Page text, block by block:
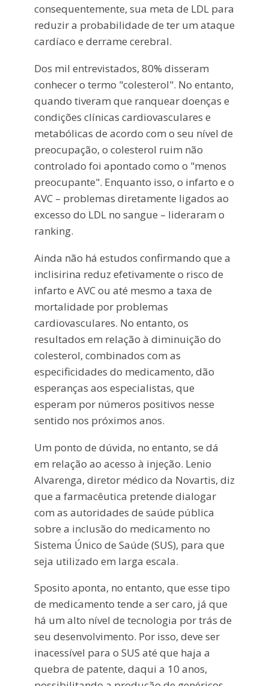
consequentemente, sua meta de LDL para
reduzir a probabilidade de ter um ataque
cardíaco e derrame cerebral.
Dos mil entrevistados, 80% disseram
conhecer o termo "colesterol". No entanto,
quando tiveram que ranquear doenças e
condições clínicas cardiovasculares e
metabólicas de acordo com o seu nível de
preocupação, o colesterol ruim não
controlado foi apontado como o "menos
preocupante". Enquanto isso, o infarto e o
AVC – problemas diretamente ligados ao
excesso do LDL no sangue – lideraram o
ranking.
Ainda não há estudos confirmando que a
inclisirina reduz efetivamente o risco de
infarto e AVC ou até mesmo a taxa de
mortalidade por problemas
cardiovasculares. No entanto, os
resultados em relação à diminuição do
colesterol, combinados com as
especificidades do medicamento, dão
esperanças aos especialistas, que
esperam por números positivos nesse
sentido nos próximos anos.
Um ponto de dúvida, no entanto, se dá
em relação ao acesso à injeção. Lenio
Alvarenga, diretor médico da Novartis, diz
que a farmacêutica pretende dialogar
com as autoridades de saúde pública
sobre a inclusão do medicamento no
Sistema Único de Saúde (SUS), para que
seja utilizado em larga escala.
Sposito aponta, no entanto, que esse tipo
de medicamento tende a ser caro, já que
há um alto nível de tecnologia por trás de
seu desenvolvimento. Por isso, deve ser
inacessível para o SUS até que haja a
quebra de patente, daqui a 10 anos,